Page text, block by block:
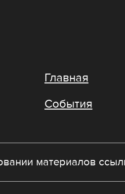
Главная
События
материалов